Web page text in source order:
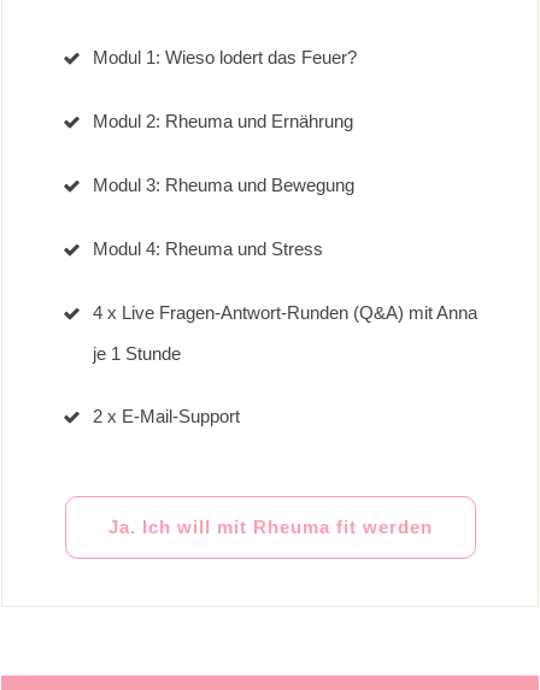
Modul 1: Wieso lodert das Feuer?
Modul 2: Rheuma und Ernährung
Modul 3: Rheuma und Bewegung
Modul 4: Rheuma und Stress
4 x Live Fragen-Antwort-Runden (Q&A) mit Anna
je 1 Stunde
2 x E-Mail-Support
Ja. Ich will mit Rheuma fit werden